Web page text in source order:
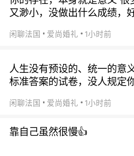
又渺小，没做出什么成绩，
闲聊法国 爱尚婚礼 1小时前
人生没有预设的、统一的意
标准答案的试卷，没人规定
闲聊法国 爱尚婚礼 1小时前
靠自己虽然很慢👍